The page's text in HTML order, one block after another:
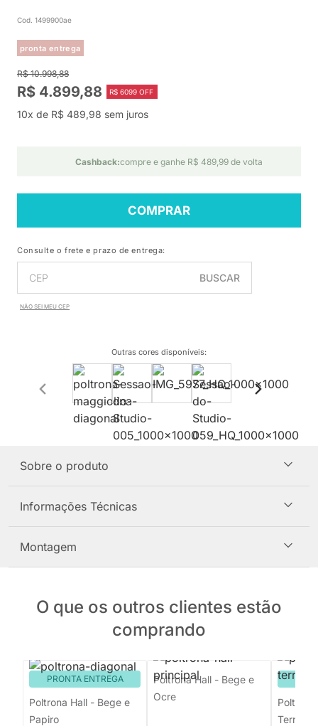
Cod. 1499900ae
pronta entrega
R$ 10.998,88
R$ 4.899,88 R$ 6099 OFF
10x de R$ 489,98 sem juros
Cashback:compre e ganhe R$ 489,99 de volta
COMPRAR
Consulte o frete e prazo de entrega:
BUSCAR
NÃO SEI MEU CEP
Outras cores disponíveis:
Sobre o produto
Informações Técnicas
Montagem
O que os outros clientes estão
comprando
PRONTA ENTREGA
Poltrona Hall - Bege e
Papiro
Poltrona Hall - Bege e
Ocre